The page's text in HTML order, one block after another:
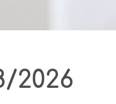
2026